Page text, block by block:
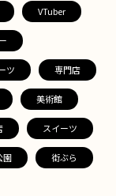
VTuber
ツ 専門店
美術館
スイーツ
園 街ぶら